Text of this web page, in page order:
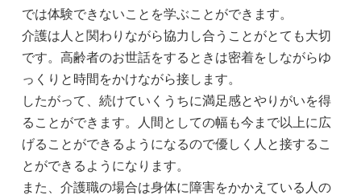
では体験できないことを学ぶことができます。
介護は人と関わりながら協力し合うことがとても大切
です。高齢者のお世話をするときは密着をしながらゆ
っくりと時間をかけながら接します。
したがって、続けていくうちに満足感とやりがいを得
ることができます。人間としての幅も今まで以上に広
げることができるようになるので優しく人と接するこ
とができるようになります。
また、介護職の場合は身体に障害をかかえている人の